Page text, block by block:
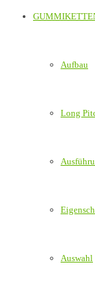
Aufbau
Long
Auswahl